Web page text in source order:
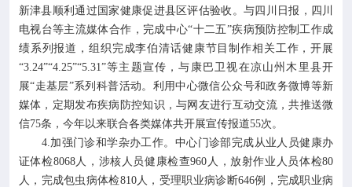
新津县顺利通过国家健康促进县区评估验收。与四川日报，四川
电视台等主流媒体合作，完成中心“十二五”疾病预防控制工作成
绩系列报道，组织完成李伯清话健康节目制作相关工作，开展
“3.24”“4.25”“5.31”等主题宣传，与康巴卫视在凉山州木里县开
展“走基层”系列科普活动。利用中心微信公众号和政务微博等新
媒体，定期发布疾病防控知识，与网友进行互动交流，共推送微
信75条，今年以来联合各类媒体共开展宣传报道55次。
4.加强门诊和学杂办工作。中心门诊部完成从业人员健康办
证体检8068人，涉核人员健康检查960人，放射作业人员体检80
人，完成包虫病体检810人，受理职业病诊断646例，完成职业病